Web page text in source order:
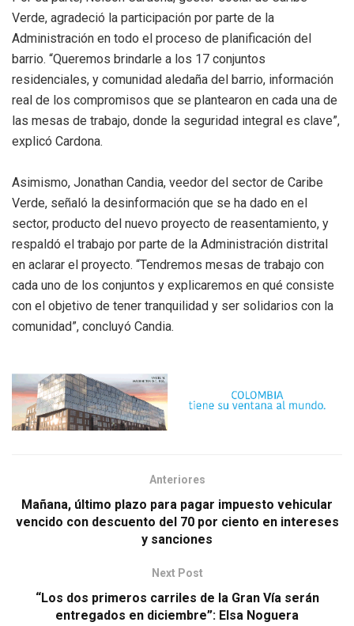
Verde, agradeció la participación por parte de la
Administración en todo el proceso de planificación del
barrio. “Queremos brindarle a los 17 conjuntos
residenciales, y comunidad aledaña del barrio, información
real de los compromisos que se plantearon en cada una de
las mesas de trabajo, donde la seguridad integral es clave”,
explicó Cardona.
Asimismo, Jonathan Candia, veedor del sector de Caribe
Verde, señaló la desinformación que se ha dado en el
sector, producto del nuevo proyecto de reasentamiento, y
respaldó el trabajo por parte de la Administración distrital
en aclarar el proyecto. “Tendremos mesas de trabajo con
cada uno de los conjuntos y explicaremos en qué consiste
con el objetivo de tener tranquilidad y ser solidarios con la
comunidad”, concluyó Candia.
Anteriores
Mañana, último plazo para pagar impuesto vehicular
vencido con descuento del 70 por ciento en intereses
y sanciones
Next Post
“Los dos primeros carriles de la Gran Vía serán
entregados en diciembre”: Elsa Noguera